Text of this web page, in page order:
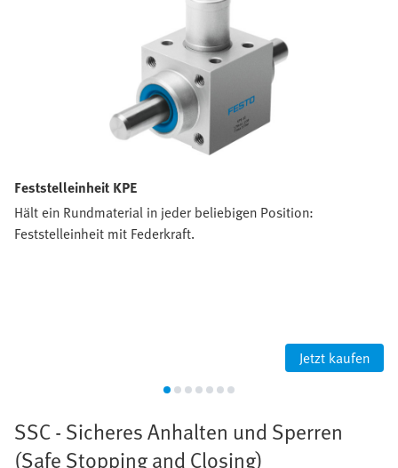
Feststelleinheit KPE
Hält ein Rundmaterial in jeder beliebigen Position:
Feststelleinheit mit Federkraft.
Jetzt kaufen
SSC - Sicheres Anhalten und Sperren
(Safe Stopping and Closing)